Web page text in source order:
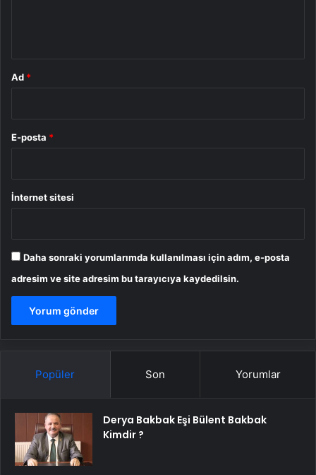
Ad *
E-posta *
İnternet sitesi
Daha sonraki yorumlarımda kullanılması için adım, e-posta
adresim ve site adresim bu tarayıcıya kaydedilsin.
Popüler Son Yorumlar
Derya Bakbak Eşi Bülent Bakbak
Kimdir ?